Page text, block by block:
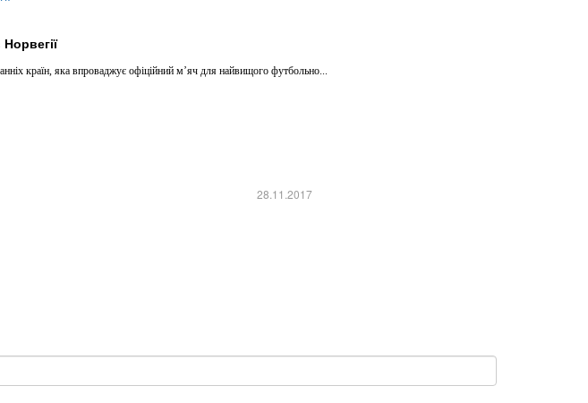
28.11.2017
країн, яка впроваджує офіційний м’яч для найвищого футбольно...